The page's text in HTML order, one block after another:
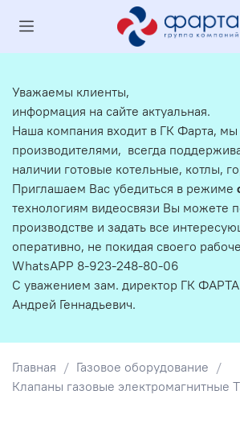
Главная
Газовое оборудование
Клапаны газовые
Уважаемы клиенты,
информация на сайте актуальная.
Наша компания входит в ГК Фарта, мы
производителями, всегда
наличии готовые котельные, котлы,
Приглашаем Вас убедиться в режиме
технологиям видеосвязи Вы можете
производстве и задать все
оперативно, не покидая своего
WhatsAPP 8-923-248-80-06
С уважением зам. директор ГК
Андрей Геннадьевич.